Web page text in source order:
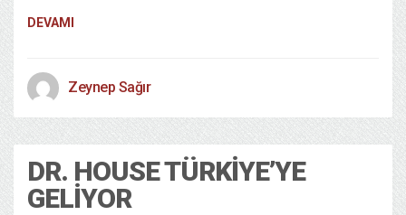
DEVAMI
Zeynep Sağır
DR. HOUSE TÜRKIYE’YE
GELIYOR